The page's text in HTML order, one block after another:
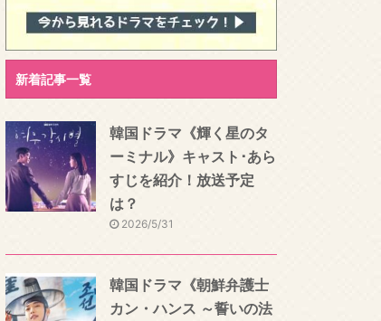
新着記事一覧
韓国ドラマ《輝く星のタ
ーミナル》キャスト･あら
すじを紹介！放送予定
は？
2026/5/31
韓国ドラマ《朝鮮弁護士
カン・ハンス ～誓いの法